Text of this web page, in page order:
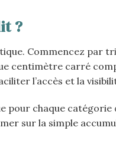
?
Commencez par
centimètre carré
l’accès et la
chaque catégorie
sur la simple